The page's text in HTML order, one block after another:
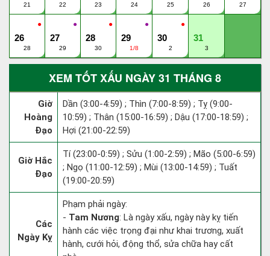
21 22 23 24 25 26 27
●
26
28
●
27
29
●
28
30
●
29
1/8
●
30
2
31
3
XEM TỐT XẤU NGÀY 31 THÁNG 8
Giờ
Hoàng
Đạo
Dần (3:00-4:59) ; Thìn (7:00-8:59) ; Tỵ (9:00-
10:59) ; Thân (15:00-16:59) ; Dậu (17:00-18:59) ;
Hợi (21:00-22:59)
Giờ Hắc
Đạo
Tí (23:00-0:59) ; Sửu (1:00-2:59) ; Mão (5:00-6:59)
; Ngọ (11:00-12:59) ; Mùi (13:00-14:59) ; Tuất
(19:00-20:59)
Các
Ngày Kỵ
Phạm phải ngày:
- Tam Nương: Là ngày xấu, ngày này kỵ tiến
hành các việc trọng đại như khai trương, xuất
hành, cưới hỏi, động thổ, sửa chữa hay cất